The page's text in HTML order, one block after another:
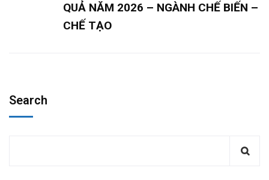
QUẢ NĂM 2026 – NGÀNH CHẾ BIẾN –
CHẾ TẠO
Search